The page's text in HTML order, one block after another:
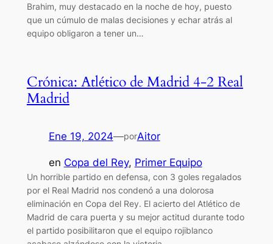
Brahim, muy destacado en la noche de hoy, puesto
que un cúmulo de malas decisiones y echar atrás al
equipo obligaron a tener un…
Crónica: Atlético de Madrid 4-2 Real
Madrid
Ene 19, 2024—porAitor
en Copa del Rey, Primer Equipo
Un horrible partido en defensa, con 3 goles regalados
por el Real Madrid nos condenó a una dolorosa
eliminación en Copa del Rey. El acierto del Atlético de
Madrid de cara puerta y su mejor actitud durante todo
el partido posibilitaron que el equipo rojiblanco